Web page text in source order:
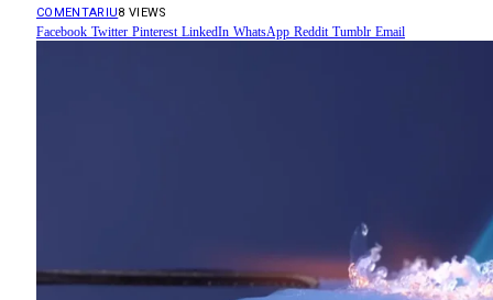
COMENTARIU8 VIEWS
Facebook Twitter Pinterest LinkedIn WhatsApp Reddit Tumblr Email